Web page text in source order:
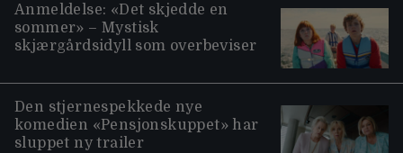
Anmeldelse: «Det skjedde en
sommer» – Mystisk
skjærgårdsidyll som overbeviser
Den stjernespekkede nye
komedien «Pensjonskuppet» har
sluppet ny trailer